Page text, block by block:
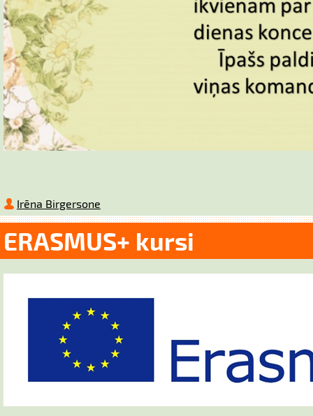
Irēna Birgersone
ERASMUS+ kursi